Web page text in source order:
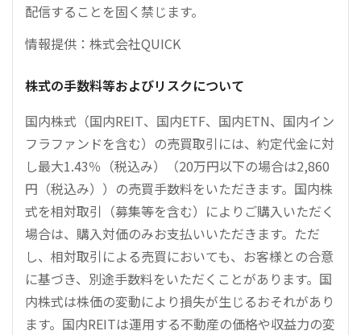
配信することを固く禁じます。
情報提供：株式会社QUICK
株式の手数料等およびリスクについて
国内株式（国内REIT、国内ETF、国内ETN、国内イン
フラファンドを含む）の売買取引には、約定代金に対
し最大1.43％（税込み）（20万円以下の場合は2,860
円（税込み））の売買手数料をいただきます。国内株
式を相対取引（募集等を含む）によりご購入いただく
場合は、購入対価のみお支払いいただきます。ただ
し、相対取引による売買においても、お客様との合意
に基づき、別途手数料をいただくことがあります。国
内株式は株価の変動により損失が生じるおそれがあり
ます。国内REITは運用する不動産の価格や収益力の変